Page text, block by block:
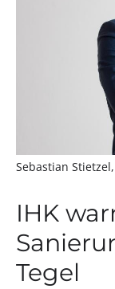
Sebastian
IHK
Tegel